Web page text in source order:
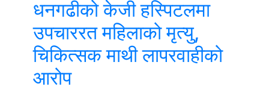
धनगढीको केजी हस्पिटलमा
उपचाररत महिलाको मृत्यु,
चिकित्सक माथी लापरवाहीको
आरोप